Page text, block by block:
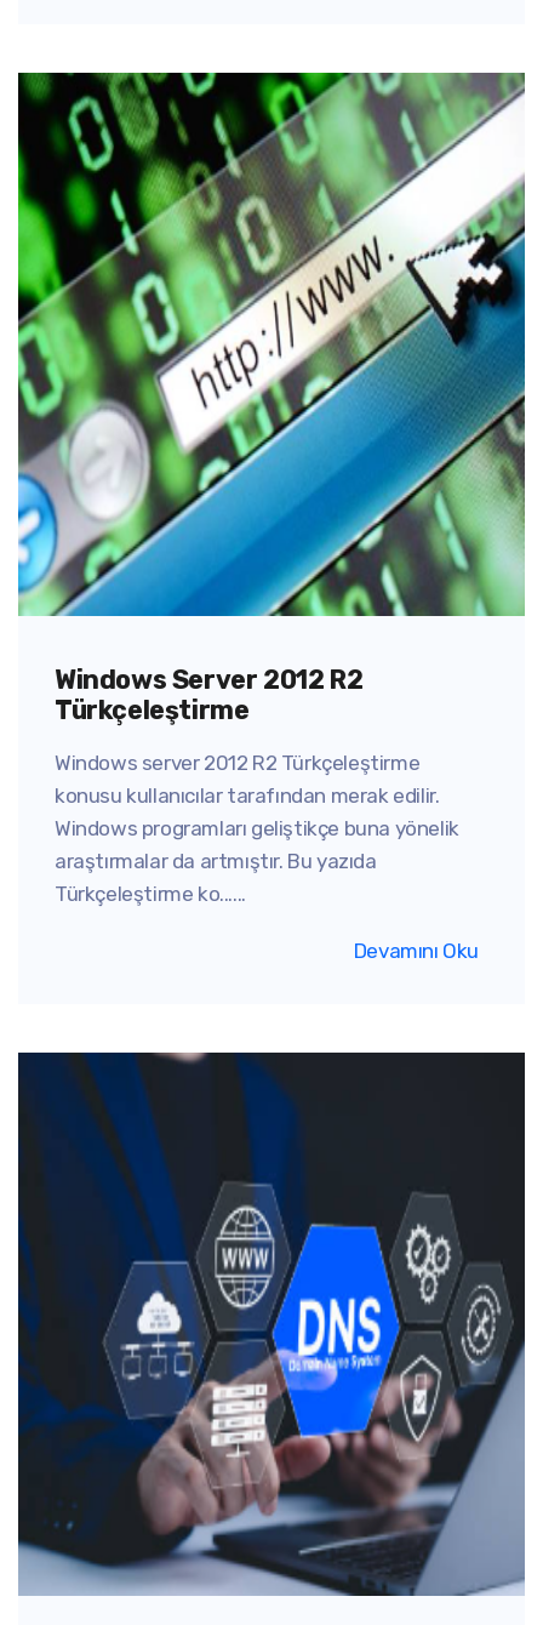
Windows Server 2012 R2
Türkçeleştirme
Windows server 2012 R2 Türkçeleştirme
konusu kullanıcılar tarafından merak edilir.
Windows programları geliştikçe buna yönelik
araştırmalar da artmıştır. Bu yazıda
Türkçeleştirme ko......
Devamını Oku